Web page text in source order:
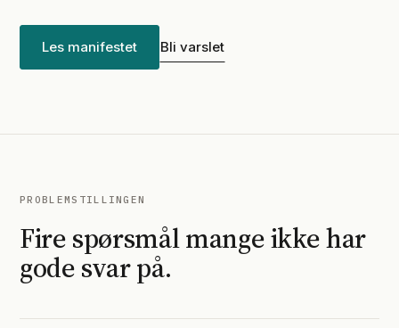
Les manifestet Bli varslet
PROBLEMSTILLINGEN
Fire spørsmål mange ikke har
gode svar på.